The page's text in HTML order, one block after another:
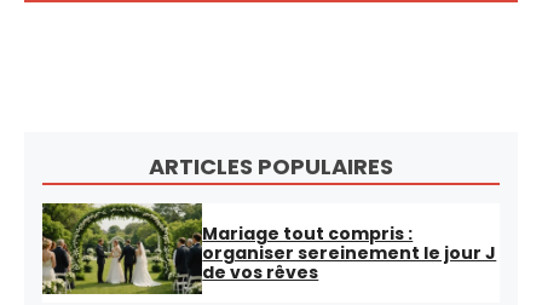
ARTICLES POPULAIRES
Mariage tout compris :
organiser sereinement le jour J
de vos rêves